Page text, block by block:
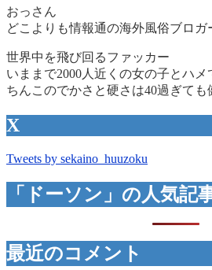
おっさん
どこよりも情報通の海外風俗ブロガ
世界中を飛び回るファッカー
いままで2000人近くの女の子とハメ
ちんこのでかさと硬さは40過ぎても
X
Tweets by sekaino_huuzoku
「ドーソン」の人気記
最近のコメント